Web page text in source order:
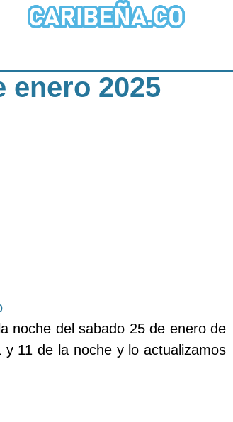
enero 2025
noche del sabado 25 de enero de
11 de la noche y lo actualizamos